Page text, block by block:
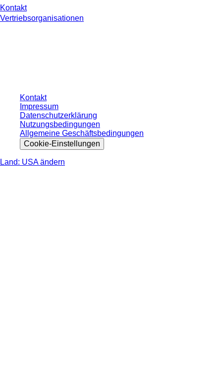
Kontakt
Vertriebsorganisationen
Kontakt
Impressum
Datenschutzerklärung
Nutzungsbedingungen
Allgemeine Geschäftsbedingungen
Cookie-Einstellungen
Land: USA ändern